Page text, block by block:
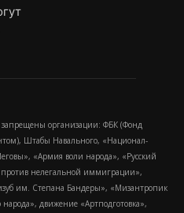
организации: ФБК (Фонд
Штабы Навального, «Национал-
«Армия воли народа», «Русский
нелегальной иммиграции»,
им. Степана Бандеры», «Мизантропик
движение «Артподготовка»,